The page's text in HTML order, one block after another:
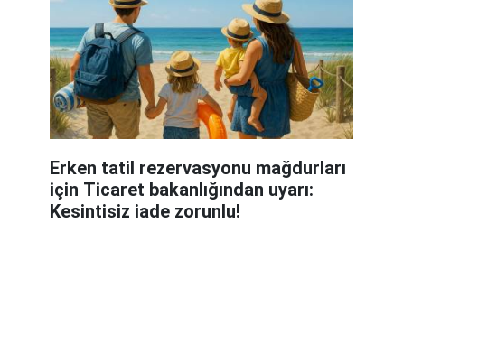
Erken tatil rezervasyonu mağdurları
için Ticaret bakanlığından uyarı:
Kesintisiz iade zorunlu!